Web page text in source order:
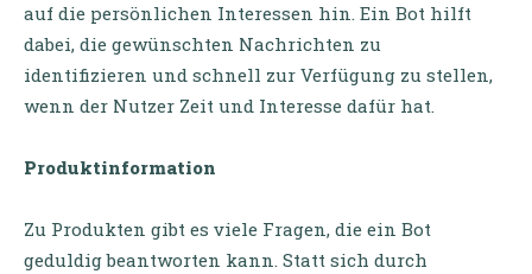
auf die persönlichen Interessen hin. Ein Bot hilft
dabei, die gewünschten Nachrichten zu
identifizieren und schnell zur Verfügung zu stellen,
wenn der Nutzer Zeit und Interesse dafür hat.
Produktinformation
Zu Produkten gibt es viele Fragen, die ein Bot
geduldig beantworten kann. Statt sich durch